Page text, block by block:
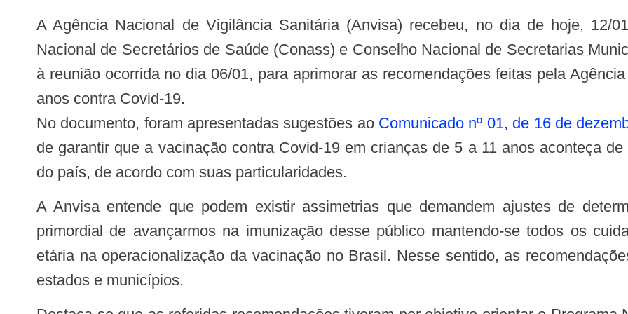
A Agência Nacional de Vigilância Sanitária (Anvisa) recebeu, no dia de hoje, 12/
Nacional de Secretários de Saúde (Conass) e Conselho Nacional de Secretarias
à reunião ocorrida no dia 06/01, para aprimorar as recomendações feitas pela
anos contra Covid-19.
No documento, foram apresentadas sugestões ao Comunicado nº 01, de 16 de
de garantir que a vacinação contra Covid-19 em crianças de 5 a 11 anos aconteça
do país, de acordo com suas particularidades.
A Anvisa entende que podem existir assimetrias que demandem ajustes de determinadas recomendações, com o objetivo
primordial de avançarmos na imunização desse público mantendo-se todos os
etária na operacionalização da vacinação no Brasil. Nesse sentido, as
estados e municípios.